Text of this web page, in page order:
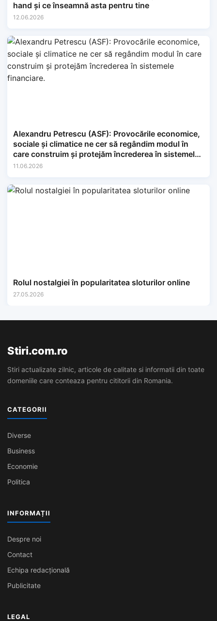
hand și ce înseamnă asta pentru tine
12.06.2026
Alexandru Petrescu (ASF): Provocările economice,
sociale și climatice ne cer să regândim modul în
care construim și protejăm încrederea în sistemele
financiare.
11.06.2026
Rolul nostalgiei în popularitatea sloturilor online
27.05.2026
Stiri.com.ro
Stiri actualizate zilnic, articole de calitate si informatii din toate
domeniile care conteaza pentru cititorii din Romania.
CATEGORII
Diverse
Business
Economie
Politica
INFORMAȚII
Despre noi
Contact
Echipa redacțională
Publicitate
LEGAL